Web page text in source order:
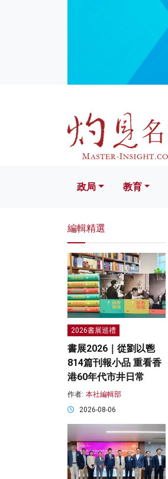
文化
政局 教育
編輯精選
2026書展巡禮
書展2026｜從劉以鬯
814篇刊報小品 重看香
港60年代市井日常
作者: 本社編輯部
2026-08-06